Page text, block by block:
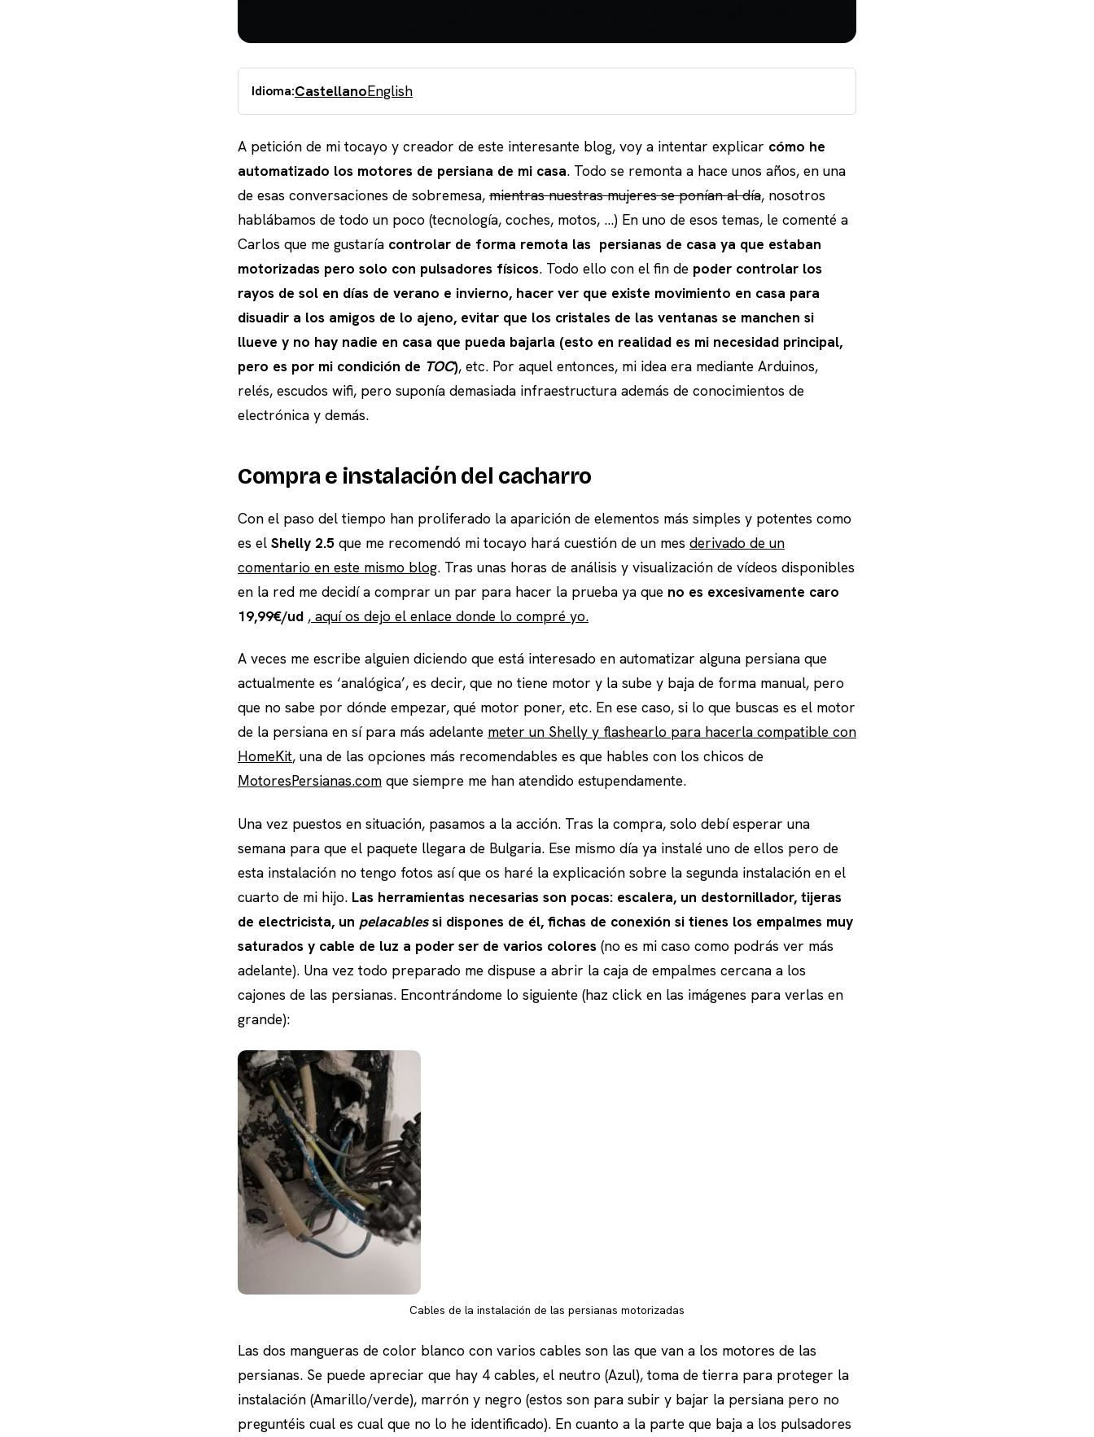
Idioma:CastellanoEnglish
A petición de mi tocayo y creador de este interesante blog, voy a intentar explicar cómo he
automatizado los motores de persiana de mi casa. Todo se remonta a hace unos años, en una
de esas conversaciones de sobremesa, mientras nuestras mujeres se ponían al día, nosotros
hablábamos de todo un poco (tecnología, coches, motos, …) En uno de esos temas, le comenté a
Carlos que me gustaría controlar de forma remota las persianas de casa ya que estaban
motorizadas pero solo con pulsadores físicos. Todo ello con el fin de poder controlar los
rayos de sol en días de verano e invierno, hacer ver que existe movimiento en casa para
disuadir a los amigos de lo ajeno, evitar que los cristales de las ventanas se manchen si
llueve y no hay nadie en casa que pueda bajarla (esto en realidad es mi necesidad principal,
pero es por mi condición de TOC), etc. Por aquel entonces, mi idea era mediante Arduinos,
relés, escudos wifi, pero suponía demasiada infraestructura además de conocimientos de
electrónica y demás.
Compra e instalación del cacharro
Con el paso del tiempo han proliferado la aparición de elementos más simples y potentes como
es el Shelly 2.5 que me recomendó mi tocayo hará cuestión de un mes derivado de un
comentario en este mismo blog. Tras unas horas de análisis y visualización de vídeos disponibles
en la red me decidí a comprar un par para hacer la prueba ya que no es excesivamente caro
19,99€/ud , aquí os dejo el enlace donde lo compré yo.
A veces me escribe alguien diciendo que está interesado en automatizar alguna persiana que
actualmente es ‘analógica’, es decir, que no tiene motor y la sube y baja de forma manual, pero
que no sabe por dónde empezar, qué motor poner, etc. En ese caso, si lo que buscas es el motor
de la persiana en sí para más adelante meter un Shelly y flashearlo para hacerla compatible con
HomeKit, una de las opciones más recomendables es que hables con los chicos de
MotoresPersianas.com que siempre me han atendido estupendamente.
Una vez puestos en situación, pasamos a la acción. Tras la compra, solo debí esperar una
semana para que el paquete llegara de Bulgaria. Ese mismo día ya instalé uno de ellos pero de
esta instalación no tengo fotos así que os haré la explicación sobre la segunda instalación en el
cuarto de mi hijo. Las herramientas necesarias son pocas: escalera, un destornillador, tijeras
de electricista, un pelacablessi dispones de él, fichas de conexión si tienes los empalmes muy
saturados y cable de luz a poder ser de varios colores (no es mi caso como podrás ver más
adelante). Una vez todo preparado me dispuse a abrir la caja de empalmes cercana a los
cajones de las persianas. Encontrándome lo siguiente (haz click en las imágenes para verlas en
grande):
Cables de la instalación de las persianas motorizadas
Las dos mangueras de color blanco con varios cables son las que van a los motores de las
persianas. Se puede apreciar que hay 4 cables, el neutro (Azul), toma de tierra para proteger la
instalación (Amarillo/verde), marrón y negro (estos son para subir y bajar la persiana pero no
preguntéis cual es cual que no lo he identificado). En cuanto a la parte que baja a los pulsadores